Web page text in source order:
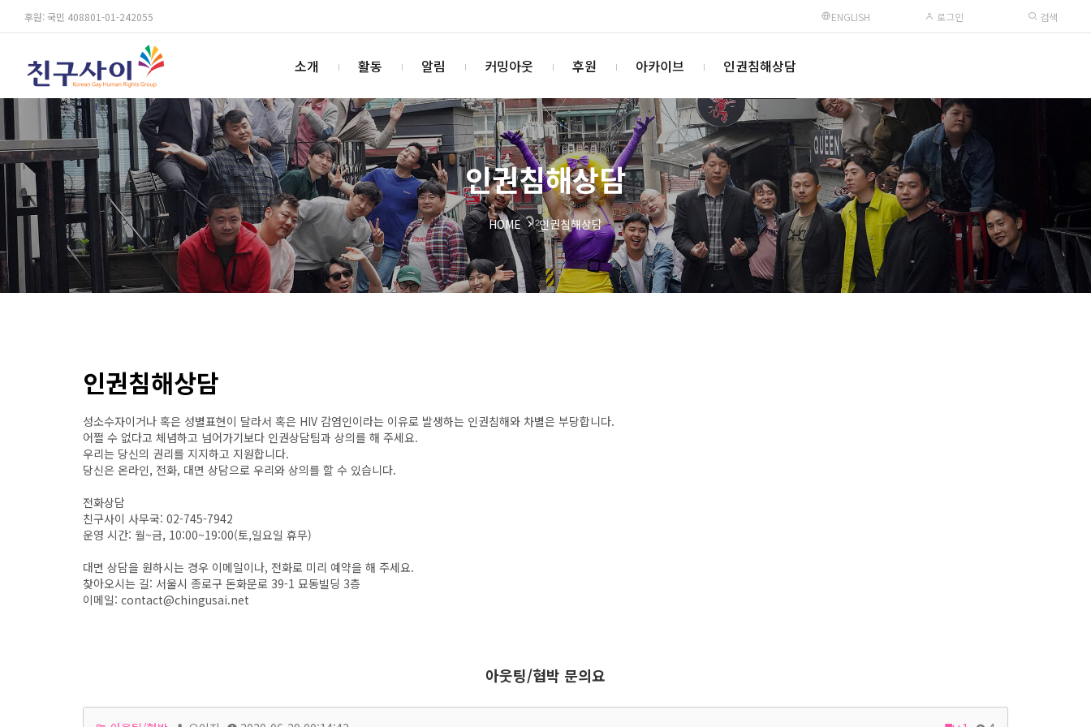
후원: 국민 408801-01-242055 ENGLISH 로그인 검색
소개 활동 알림 커밍아웃 후원 아카이브 인권침해상담
인권침해상담
HOME 인권침해상담
인권침해상담
성소수자이거나 혹은 성별표현이 달라서 혹은 HIV 감염인이라는 이유로 발생하는 인권침해와 차별은 부당합니다.
어쩔 수 없다고 체념하고 넘어가기보다 인권상담팀과 상의를 해 주세요.
우리는 당신의 권리를 지지하고 지원합니다.
당신은 온라인, 전화, 대면 상담으로 우리와 상의를 할 수 있습니다.
전화상담
친구사이 사무국: 02-745-7942
운영 시간: 월~금, 10:00~19:00(토,일요일 휴무)
대면 상담을 원하시는 경우 이메일이나, 전화로 미리 예약을 해 주세요.
찾아오시는 길: 서울시 종로구 돈화문로 39-1 묘동빌딩 3층
이메일: contact@chingusai.net
아웃팅/협박 문의요